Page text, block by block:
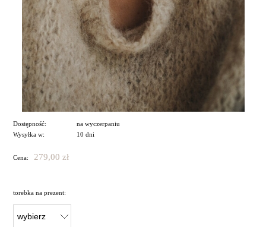
Dostępność:
na wyczerpaniu
Wysyłka w:
10 dni
Cena: 279,00 zł
torebka na prezent: